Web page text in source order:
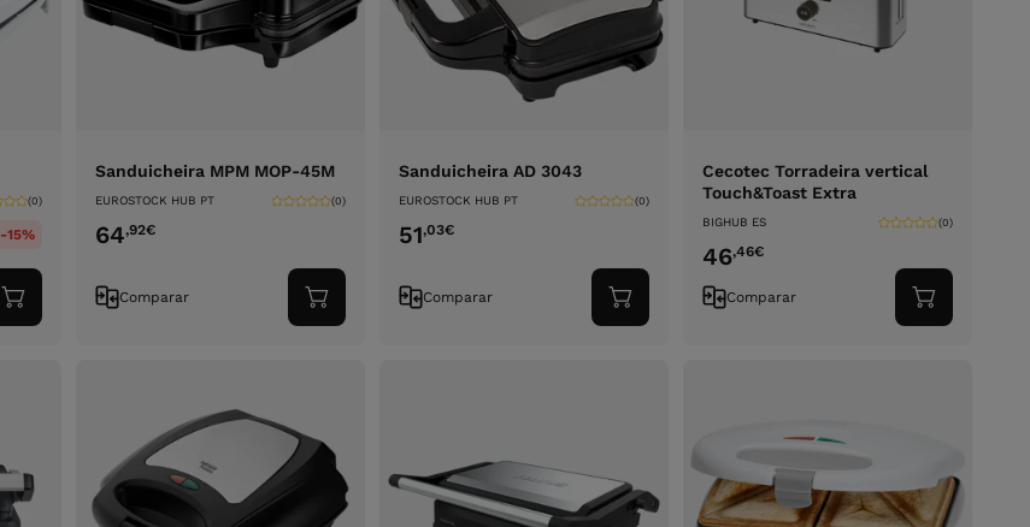
(0)
-15%
Adicionar
ao
Sanduicheira MPM MOP-45M
EUROSTOCK HUB PT (0)
64,92€
Comparar
Adicionar
ao
Sanduicheira AD 3043
EUROSTOCK HUB PT (0)
51,03€
Comparar
Adicionar
ao
Cecotec Torradeira vertical
Touch&Toast Extra
BIGHUB ES (0)
46,46€
Comparar
Adicionar
ao